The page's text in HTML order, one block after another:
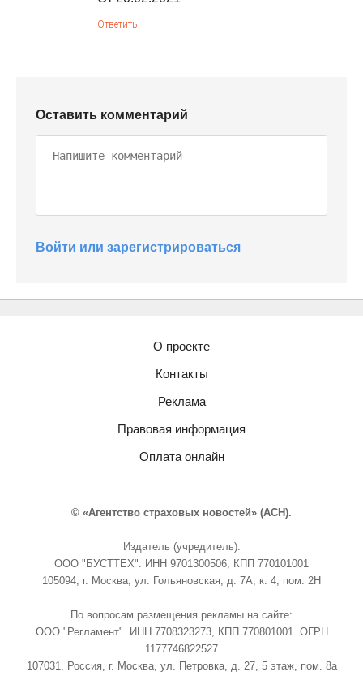
Ответить
Оставить комментарий
Войти или зарегистрироваться
О проекте
Контакты
Реклама
Правовая информация
Оплата онлайн
© «Агентство страховых новостей» (АСН).
Издатель (учредитель):
ООО "БУСТТЕХ". ИНН 9701300506, КПП 770101001
105094, г. Москва, ул. Гольяновская, д. 7А, к. 4, пом. 2Н
По вопросам размещения рекламы на сайте:
ООО "Регламент". ИНН 7708323273, КПП 770801001. ОГРН
1177746822527
107031, Россия, г. Москва, ул. Петровка, д. 27, 5 этаж, пом. 8а